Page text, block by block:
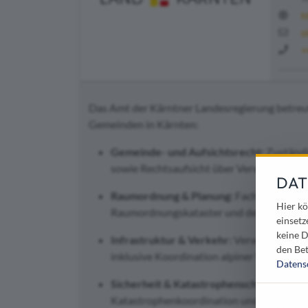
Das Amt der Kärntner Landesregierung
Gemeinden in Kärnten:
Gemeinde- und Aufsichtsrecht:
sowie Rechtsaufsicht über
Raumordnung & Planung:
Fachliche
Raumordnungskataster und dem
Infrastruktur & Verkehr:
Verwaltung
inklusive Koordination alpiner
Sicherheit & Katastrophenschutz:
Katastrophenkoordination und
Hier
keine
den